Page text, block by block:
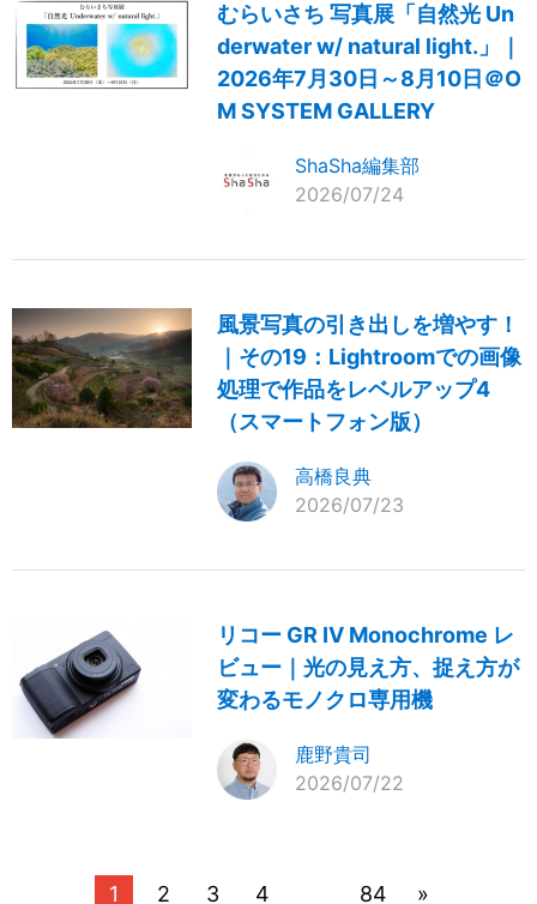
むらいさち 写真展「自然光 Un
derwater w/ natural light.」｜
2026年7月30日～8月10日＠O
M SYSTEM GALLERY
ShaSha編集部
2026/07/24
風景写真の引き出しを増やす！
｜その19：Lightroomでの画像
処理で作品をレベルアップ4
（スマートフォン版）
高橋良典
2026/07/23
リコー GR IV Monochrome レ
ビュー｜光の見え方、捉え方が
変わるモノクロ専用機
鹿野貴司
2026/07/22
1 2 3 4 84 »